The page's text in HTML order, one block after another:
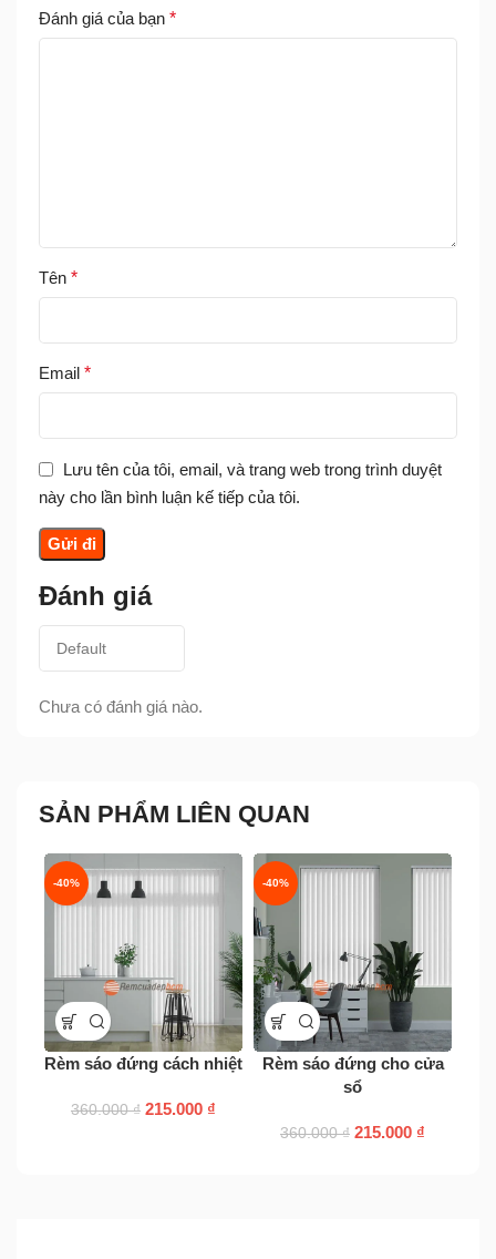
Đánh giá
Chưa có đánh giá nào.
Đánh giá của bạn *
Tên *
Email *
Lưu tên của tôi, email, và trang web trong trình duyệt
này cho lần bình luận kế tiếp của tôi.
SẢN PHẨM LIÊN QUAN
-40%
Rèm sáo đứng cách nhiệt
360.000₫ 215.000 ₫
-40%
Rèm sáo đứng cho cửa
sổ
360.000₫ 215.000 ₫